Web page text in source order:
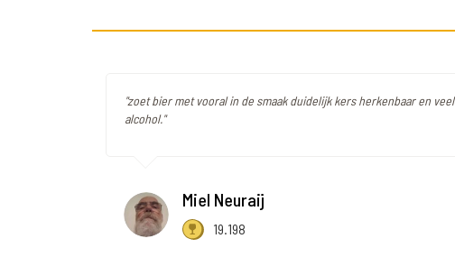
"zoet bier met vooral in de smaak duidelijk kers herkenbaar en veel
alcohol."
Miel Neuraij
19.198